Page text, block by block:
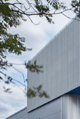
SYNTH4V2 para
equipamentos
comunicação
Lucent
VER DETALHES
ERICSSON
KRC 161 893/1
Unidade de